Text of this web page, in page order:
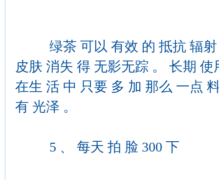
绿茶 可以 有效 的 抵抗 辐射
皮肤 消失 得 无影无踪 。 长期
在生 活 中 只要 多 加 那么 一点
有 光泽 。
5 、 每天 拍 脸 300 下